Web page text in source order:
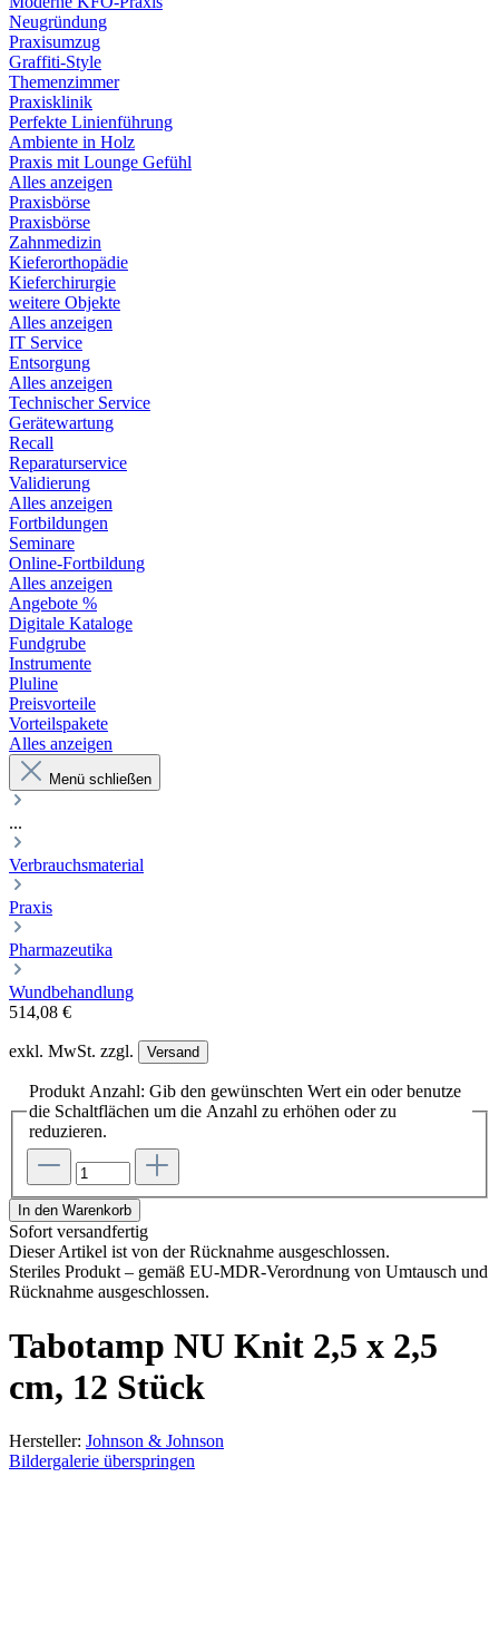
Neugründung
Praxisumzug
Graffiti-Style
Themenzimmer
Praxisklinik
Perfekte Linienführung
Ambiente in Holz
Praxis mit Lounge Gefühl
Alles anzeigen
Praxisbörse
Praxisbörse
Zahnmedizin
Kieferorthopädie
Kieferchirurgie
weitere Objekte
Alles anzeigen
IT Service
Entsorgung
Alles anzeigen
Technischer Service
Gerätewartung
Recall
Reparaturservice
Validierung
Alles anzeigen
Fortbildungen
Seminare
Online-Fortbildung
Alles anzeigen
Angebote %
Digitale Kataloge
Fundgrube
Instrumente
Pluline
Preisvorteile
Vorteilspakete
Alles anzeigen
Menü schließen
...
Verbrauchsmaterial
Praxis
Pharmazeutika
Wundbehandlung
514,08 €
exkl. MwSt. zzgl. Versand
Produkt Anzahl: Gib den gewünschten Wert ein oder benutze
die Schaltflächen um die Anzahl zu erhöhen oder zu
reduzieren.
In den Warenkorb
Sofort versandfertig
Dieser Artikel ist von der Rücknahme ausgeschlossen.
Steriles Produkt – gemäß EU-MDR-Verordnung von Umtausch und
Rücknahme ausgeschlossen.
Tabotamp NU Knit 2,5 x 2,5
cm, 12 Stück
Hersteller: Johnson & Johnson
Bildergalerie überspringen